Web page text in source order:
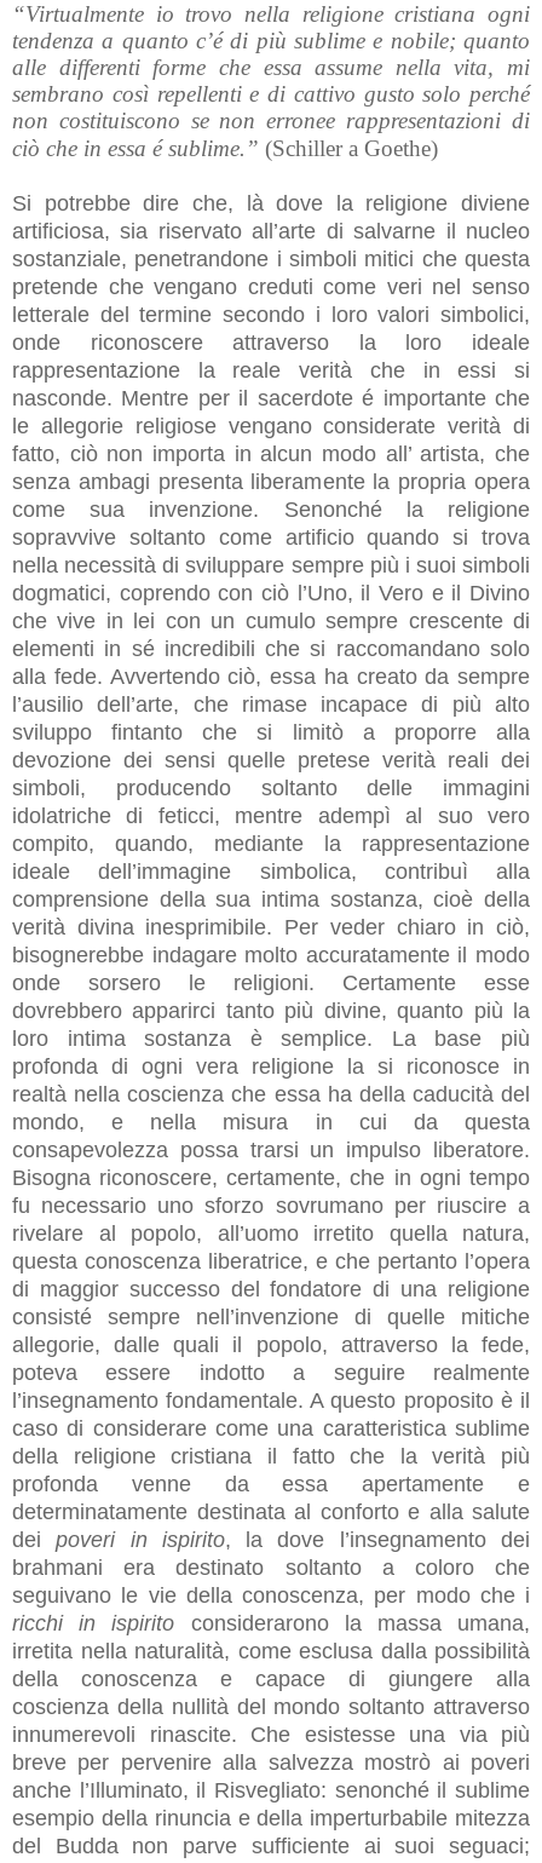
“Virtualmente io trovo nella religione cristiana ogni
tendenza a quanto c’é di più sublime e nobile; quanto
alle differenti forme che essa assume nella vita, mi
sembrano così repellenti e di cattivo gusto solo perché
non costituiscono se non erronee rappresentazioni di
ciò che in essa é sublime.” (Schiller a Goethe)
Si potrebbe dire che, là dove la religione diviene
artificiosa, sia riservato all’arte di salvarne il nucleo
sostanziale, penetrandone i simboli mitici che questa
pretende che vengano creduti come veri nel senso
letterale del termine secondo i loro valori simbolici,
onde riconoscere attraverso la loro ideale
rappresentazione la reale verità che in essi si
nasconde. Mentre per il sacerdote é importante che
le allegorie religiose vengano considerate verità di
fatto, ciò non importa in alcun modo all’ artista, che
senza ambagi presenta liberamente la propria opera
come sua invenzione. Senonché la religione
sopravvive soltanto come artificio quando si trova
nella necessità di sviluppare sempre più i suoi simboli
dogmatici, coprendo con ciò l’Uno, il Vero e il Divino
che vive in lei con un cumulo sempre crescente di
elementi in sé incredibili che si raccomandano solo
alla fede. Avvertendo ciò, essa ha creato da sempre
l’ausilio dell’arte, che rimase incapace di più alto
sviluppo fintanto che si limitò a proporre alla
devozione dei sensi quelle pretese verità reali dei
simboli, producendo soltanto delle immagini
idolatriche di feticci, mentre adempì al suo vero
compito, quando, mediante la rappresentazione
ideale dell’immagine simbolica, contribuì alla
comprensione della sua intima sostanza, cioè della
verità divina inesprimibile. Per veder chiaro in ciò,
bisognerebbe indagare molto accuratamente il modo
onde sorsero le religioni. Certamente esse
dovrebbero apparirci tanto più divine, quanto più la
loro intima sostanza è semplice. La base più
profonda di ogni vera religione la si riconosce in
realtà nella coscienza che essa ha della caducità del
mondo, e nella misura in cui da questa
consapevolezza possa trarsi un impulso liberatore.
Bisogna riconoscere, certamente, che in ogni tempo
fu necessario uno sforzo sovrumano per riuscire a
rivelare al popolo, all’uomo irretito quella natura,
questa conoscenza liberatrice, e che pertanto l’opera
di maggior successo del fondatore di una religione
consisté sempre nell’invenzione di quelle mitiche
allegorie, dalle quali il popolo, attraverso la fede,
poteva essere indotto a seguire realmente
l’insegnamento fondamentale. A questo proposito è il
caso di considerare come una caratteristica sublime
della religione cristiana il fatto che la verità più
profonda venne da essa apertamente e
determinatamente destinata al conforto e alla salute
deipoveri in ispirito, la dove l’insegnamento dei
brahmani era destinato soltanto a coloro che
seguivano le vie della conoscenza, per modo che i
ricchi in ispirito considerarono la massa umana,
irretita nella naturalità, come esclusa dalla possibilità
della conoscenza e capace di giungere alla
coscienza della nullità del mondo soltanto attraverso
innumerevoli rinascite. Che esistesse una via più
breve per pervenire alla salvezza mostrò ai poveri
anche l’Illuminato, il Risvegliato: senonché il sublime
esempio della rinuncia e della imperturbabile mitezza
del Budda non parve sufficiente ai suoi seguaci;